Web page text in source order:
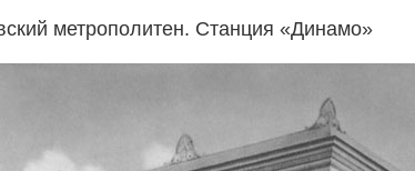
метрополитен. Станция «Динамо»